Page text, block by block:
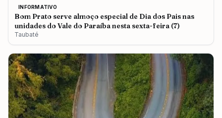
INFORMATIVO
Bom Prato serve almoço especial de Dia dos Pais nas
unidades do Vale do Paraíba nesta sexta-feira (7)
Taubaté